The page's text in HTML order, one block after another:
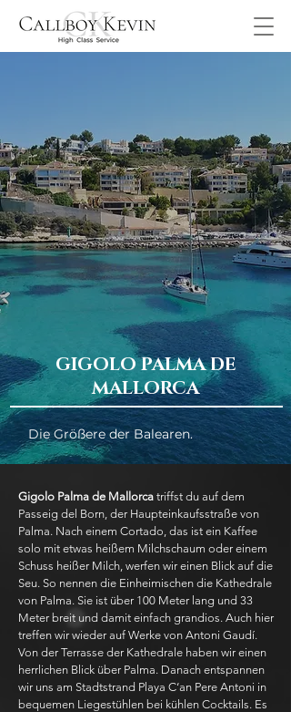
GIGOLO PALMA DE
MALLORCA
Die Größere der Balearen.
Gigolo Palma de Mallorca triffst du auf dem
Passeig del Born, der Haupteinkaufsstraße von
Palma. Nach einem Cortado, das ist ein Kaffee
solo mit etwas heißem Milchschaum oder einem
Schuss heißer Milch, werfen wir einen Blick auf die
Seu. So nennen die Einheimischen die Kathedrale
von Palma. Sie ist über 100 Meter lang und 33
Meter breit und damit einfach grandios. Auch hier
treffen wir wieder auf Werke von Antoni Gaudí.
Von der Terrasse der Kathedrale haben wir einen
herrlichen Blick über Palma. Danach entspannen
wir uns am Stadtstrand Playa C‘an Pere Antoni in
bequemen Liegestühlen bei kühlen Cocktails. Es